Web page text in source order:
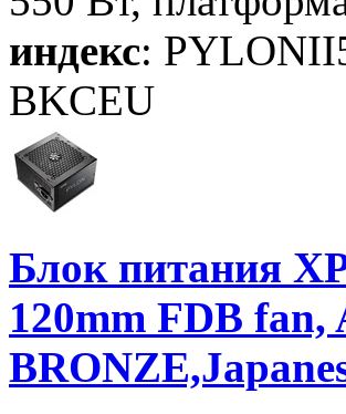
индекс:
BKCEU
Блок питания
120mm FDB fan,